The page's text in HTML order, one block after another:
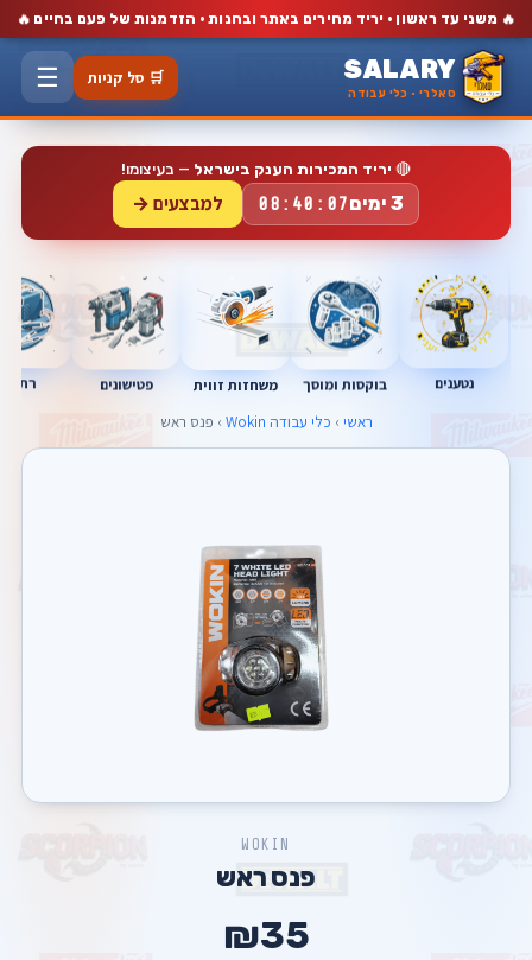
🔥 משני עד ראשון · יריד מחירים באתר ובחנות · הזדמנות של פעם בחיים 🔥
SALARY
סאלרי · כלי עבודה
🛒 סל קניות ☰
🔴 יריד המכירות הענק בישראל — בעיצומו!
3 ימים 08:40:07 למבצעים →
נטענים בוקסות ומוסך משחזות זווית פטישונים
ראשי › כלי עבודה Wokin › פנס ראש
WOKIN
פנס ראש
₪35